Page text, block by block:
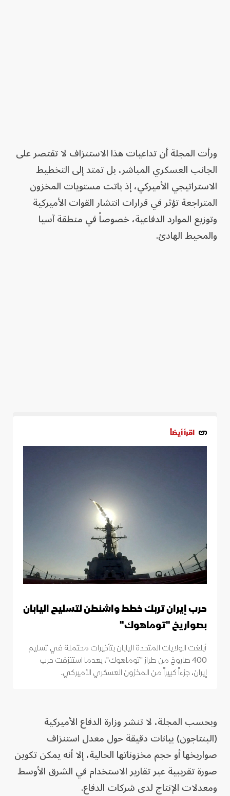
ورأت المجلة أن تداعيات هذا الاستنزاف لا تقتصر على
الجانب العسكري المباشر، بل تمتد إلى التخطيط
الاستراتيجي الأميركي، إذ باتت مستويات المخزون
المتراجعة تؤثر في قرارات انتشار القوات الأميركية
وتوزيع الموارد الدفاعية، خصوصاً في منطقة آسيا
والمحيط الهادئ.
اقرأ أيضاً
حرب إيران تربك خطط واشنطن لتسليح اليابان
بصواريخ "توماهوك"
أبلغت الولايات المتحدة اليابان بتأخيرات محتملة في تسليم
400 صاروخ من طراز "توماهوك"، بعدما استنزفت حرب
إيران، جزءاً كبيراً من المخزون العسكري الأميركي.
وبحسب المجلة، لا تنشر وزارة الدفاع الأميركية
(البنتاجون) بيانات دقيقة حول معدل استنزاف
صواريخها أو حجم مخزوناتها الحالية، إلا أنه يمكن تكوين
صورة تقريبية عبر تقارير الاستخدام في الشرق الأوسط
ومعدلات الإنتاج لدى شركات الدفاع.